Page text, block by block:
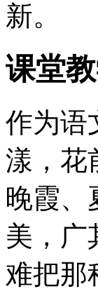
新。
课堂
作为语
漾，花
晚霞
美，广
难把那